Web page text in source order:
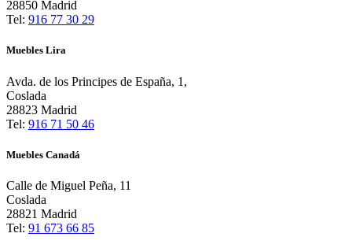
28850 Madrid
Tel: 916 77 30 29
Muebles Lira
Avda. de los Principes de España, 1,
Coslada
28823 Madrid
Tel: 916 71 50 46
Muebles Canadá
Calle de Miguel Peña, 11
Coslada
28821 Madrid
Tel: 91 673 66 85